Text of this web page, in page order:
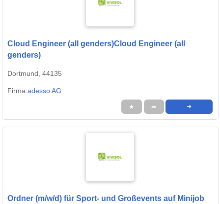
Cloud Engineer (all genders)Cloud Engineer (all
genders)
Dortmund, 44135
Firma:adesso AG
★ ➦ ➜
Ordner (m/w/d) für Sport- und Großevents auf Minijob